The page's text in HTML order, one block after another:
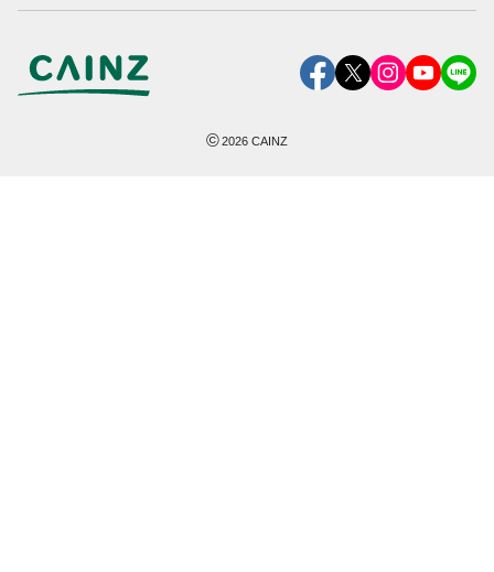
©2026 CAINZ